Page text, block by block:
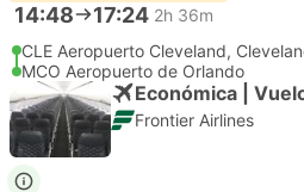
14:48 17:24 2h 36m
CLE Aeropuerto Cleveland,
MCO Aeropuerto de Orlando
Económica |
Frontier Airlines